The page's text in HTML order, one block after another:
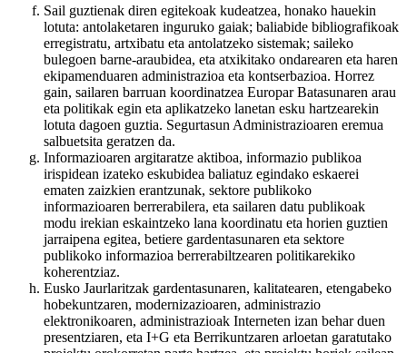
Sail guztienak diren egitekoak kudeatzea, honako hauekin
lotuta: antolaketaren inguruko gaiak; baliabide bibliografikoak
erregistratu, artxibatu eta antolatzeko sistemak; saileko
bulegoen barne-araubidea, eta atxikitako ondarearen eta haren
ekipamenduaren administrazioa eta kontserbazioa. Horrez
gain, sailaren barruan koordinatzea Europar Batasunaren arau
eta politikak egin eta aplikatzeko lanetan esku hartzearekin
lotuta dagoen guztia. Segurtasun Administrazioaren eremua
salbuetsita geratzen da.
Informazioaren argitaratze aktiboa, informazio publikoa
irispidean izateko eskubidea baliatuz egindako eskaerei
ematen zaizkien erantzunak, sektore publikoko
informazioaren berrerabilera, eta sailaren datu publikoak
modu irekian eskaintzeko lana koordinatu eta horien guztien
jarraipena egitea, betiere gardentasunaren eta sektore
publikoko informazioa berrerabiltzearen politikarekiko
koherentziaz.
Eusko Jaurlaritzak gardentasunaren, kalitatearen, etengabeko
hobekuntzaren, modernizazioaren, administrazio
elektronikoaren, administrazioak Interneten izan behar duen
presentziaren, eta I+G eta Berrikuntzaren arloetan garatutako